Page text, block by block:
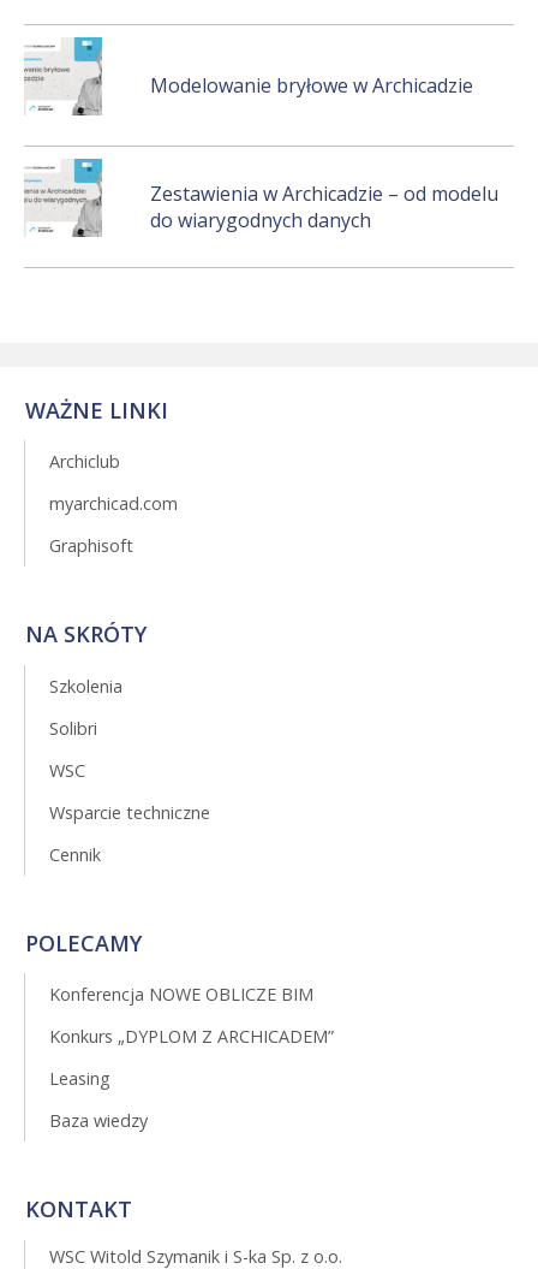
Modelowanie bryłowe w Archicadzie
Zestawienia w Archicadzie – od modelu
do wiarygodnych danych
WAŻNE LINKI
Archiclub
myarchicad.com
Graphisoft
NA SKRÓTY
Szkolenia
Solibri
WSC
Wsparcie techniczne
Cennik
POLECAMY
Konferencja NOWE OBLICZE BIM
Konkurs „DYPLOM Z ARCHICADEM”
Leasing
Baza wiedzy
KONTAKT
WSC Witold Szymanik i S-ka Sp. z o.o.